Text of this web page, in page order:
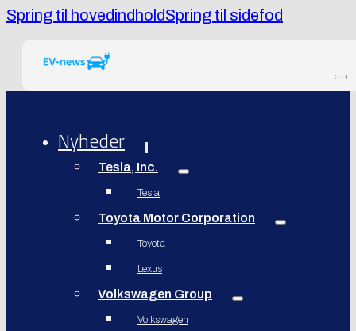
Spring til hovedindholdSpring til sidefod
Nyheder
Tesla, Inc.
Tesla
Toyota Motor Corporation
Toyota
Lexus
Volkswagen Group
Volkswagen